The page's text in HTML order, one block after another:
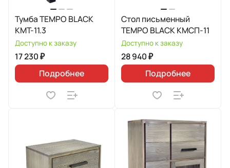
Тумба TEMPO BLACK
КМТ-11.3
Доступно к заказу
17 230 ₽
Подробнее
Стол письменный
TEMPO BLACK КМСП-11
Доступно к заказу
28 940 ₽
Подробнее